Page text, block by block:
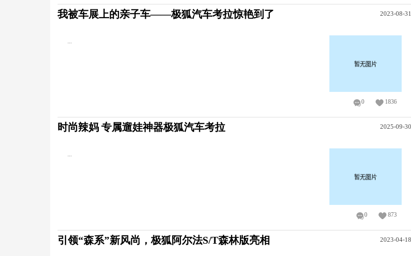
我被车展上的亲子车——极狐汽车考拉惊艳到了 2023-08-31
...
0 1836
时尚辣妈 专属遛娃神器极狐汽车考拉 2025-09-30
...
0 873
引领“森系”新风尚，极狐阿尔法S/T森林版亮相 2023-04-18